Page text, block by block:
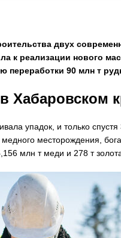
двух
к реализации нового
переработки 90 млн т
Хабаровском
упадок, и только
месторождения,
млн т меди и 278 т